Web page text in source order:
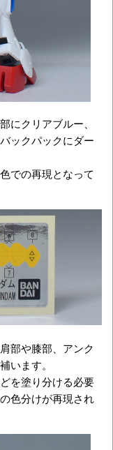
にクリアブルー、
ックパックにダー
での再現となって
部や膝部、アンク
います。
を塗り分ける必要
色分けが再現され